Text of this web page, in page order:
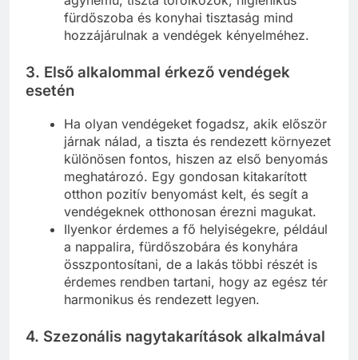
fürdőszoba és konyhai tisztaság mind
hozzájárulnak a vendégek kényelméhez.
3. Első alkalommal érkező vendégek
esetén
Ha olyan vendégeket fogadsz, akik először
járnak nálad, a tiszta és rendezett környezet
különösen fontos, hiszen az első benyomás
meghatározó. Egy gondosan kitakarított
otthon pozitív benyomást kelt, és segít a
vendégeknek otthonosan érezni magukat.
Ilyenkor érdemes a fő helyiségekre, például
a nappalira, fürdőszobára és konyhára
összpontosítani, de a lakás többi részét is
érdemes rendben tartani, hogy az egész tér
harmonikus és rendezett legyen.
4. Szezonális nagytakarítások alkalmával